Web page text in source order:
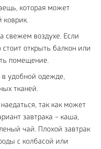
которая может
коврик.
свежем воздухе. Если
открыть балкон или
помещение.
удобной одежде,
тканей.
так как может
завтрака – каша,
чай. Плохой завтрак
с колбасой или